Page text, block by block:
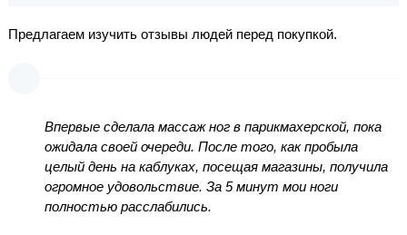
Предлагаем изучить отзывы людей перед покупкой.
Впервые сделала массаж ног в парикмахерской, пока
ожидала своей очереди. После того, как пробыла
целый день на каблуках, посещая магазины, получила
огромное удовольствие. За 5 минут мои ноги
полностью расслабились.